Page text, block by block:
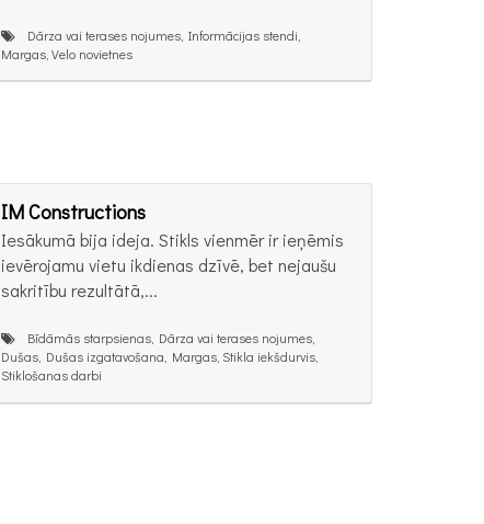
Dārza vai terases nojumes, Informācijas stendi,
Margas, Velo novietnes
IM Constructions
Iesākumā bija ideja. Stikls vienmēr ir ieņēmis
ievērojamu vietu ikdienas dzīvē, bet nejaušu
sakritību rezultātā,...
Bīdāmās starpsienas, Dārza vai terases nojumes,
Dušas, Dušas izgatavošana, Margas, Stikla iekšdurvis,
Stiklošanas darbi